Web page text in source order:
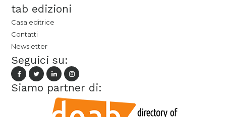
tab edizioni
Casa editrice
Contatti
Newsletter
Seguici su:
Siamo partner di: